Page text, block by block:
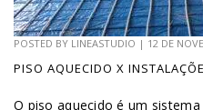
POSTED BY LINEASTUDIO | 12 DE
PISO AQUECIDO X
O piso aquecido é um